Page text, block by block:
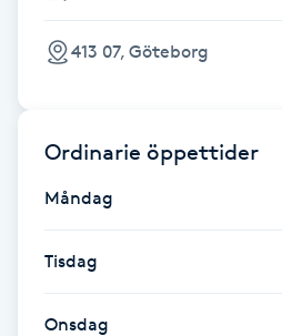
Fransborttagning
Fransfärgning
Fransförlängning Megavolym
Fransförlängning Volym
413 07, Göteborg
Ordinarie öppettider
Måndag
Tisdag
Onsdag